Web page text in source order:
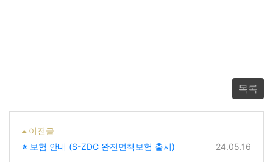
목록
이전글
※ 보험 안내 (S-ZDC 완전면책보험 출시)
24.05.16